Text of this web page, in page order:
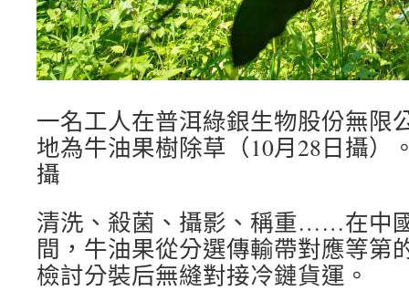
一名工人在普洱綠銀生物股份無限
地為牛油果樹除草（10月28日攝）
攝
清洗、殺菌、攝影、稱重……在中
間，牛油果從分選傳輸帶對應等第
檢討分裝后無縫對接冷鏈貨運。